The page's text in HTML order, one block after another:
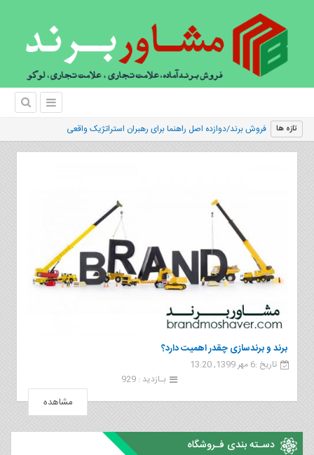
تازه ها فروش برند/دوازده اصل راهنما برای رهبران استراتژیک واقعی
برند و برندسازی چقدر اهمیت دارد؟
تاریخ :6 مهر 1399, 13:20
بـازدید : 929
مشاهده
دسـته بندی فـروشگاه